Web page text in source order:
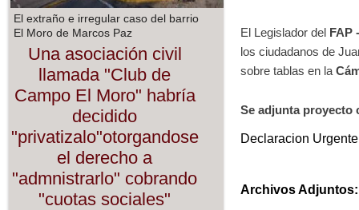
El extraño e irregular caso del barrio
El Moro de Marcos Paz
Una asociación civil
llamada "Club de
Campo El Moro" habría
decidido
"privatizalo"otorgandose
el derecho a
"admnistrarlo" cobrando
"cuotas sociales"
El Legislador del FAP
los ciudadanos de
sobre tablas en la
Se adjunta proyecto
Declaracion
Archivos Adjuntos: